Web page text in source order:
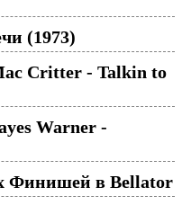
(1973)
Critter - Talkin to
Warner -
Финишей в Bellator